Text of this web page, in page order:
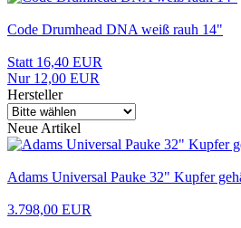
Code Drumhead DNA weiß rauh 14"
Statt 16,40 EUR
Nur 12,00 EUR
Hersteller
Neue Artikel
Adams Universal Pauke 32" Kupfer
3.798,00 EUR